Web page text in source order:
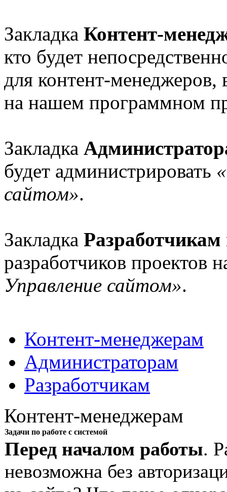
Закладка Контент-
кто будет
для контент-
на нашем программном
Закладка
будет администрировать
сайтом».
Закладка Разработчикам
разработчиков проектов
Управление сайтом».
Контент-менеджерам
Администраторам
Разработчикам
Контент-менеджерам
Задачи по работе с системой
Перед началом работы.
невозможна без